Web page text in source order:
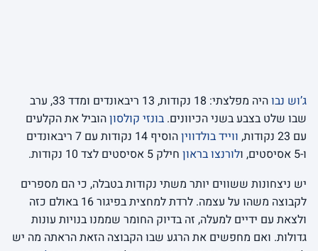
ג’וש נבו
היה מפלצתי: 18 נקודות, 13 ריבאונדים ומדד 33, ערב
שבו שלט בצבע בשני הכיוונים. בונזי קולסוןהוביל את הקלעים
עם 23 נקודות,
ווייד בולדווין
הוסיף 14 נקודות עם 7 ריבאונדים
ו-5 אסיסטים, ו
לורנצו בראון חילק 5 אסיסטים לצד 10 נקודות.
יש ניצחונות ששווים יותר משתי נקודות בטבלה, כי הם מספרים
לקבוצה משהו על עצמה. לרדת למחצית בפיגור 16 באולם כזה
ולצאת עם ידיים למעלה, זה בדיוק החומר שממנו בנויות עונות
גדולות. ואם מחפשים את הרגע שבו הקבוצה הזאת הראתה מה יש